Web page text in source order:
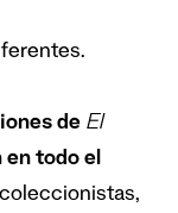
de El
todo el